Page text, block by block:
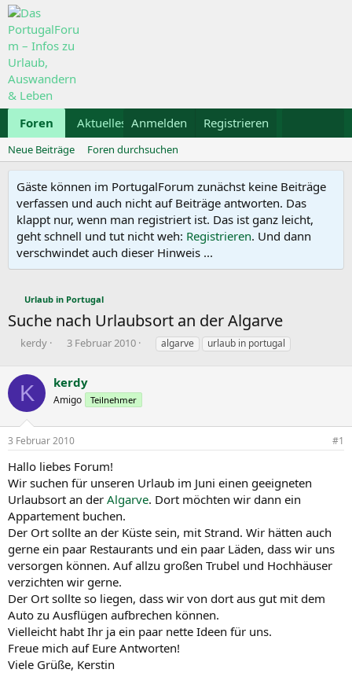
Foren Aktuelles Galerie Kalender
Anmelden Registrieren
Neue Beiträge Foren durchsuchen
Gäste können im PortugalForum zunächst keine Beiträge
verfassen und auch nicht auf Beiträge antworten. Das
klappt nur, wenn man registriert ist. Das ist ganz leicht,
geht schnell und tut nicht weh: Registrieren. Und dann
verschwindet auch dieser Hinweis ...
Urlaub in Portugal
Suche nach Urlaubsort an der Algarve
E
t
e
l
l
e
r
kerdy
E
t
e
l
t
a
m
3 Februar 2010
S
w
r
e
algarve urlaub in portugal
K kerdy
Amigo Teilnehmer
3 Februar 2010 #1
Hallo liebes Forum!
Wir suchen für unseren Urlaub im Juni einen geeigneten
Urlaubsort an der Algarve. Dort möchten wir dann ein
Appartement buchen.
Der Ort sollte an der Küste sein, mit Strand. Wir hätten auch
gerne ein paar Restaurants und ein paar Läden, dass wir uns
versorgen können. Auf allzu großen Trubel und Hochhäuser
verzichten wir gerne.
Der Ort sollte so liegen, dass wir von dort aus gut mit dem
Auto zu Ausflügen aufbrechen können.
Vielleicht habt Ihr ja ein paar nette Ideen für uns.
Freue mich auf Eure Antworten!
Viele Grüße, Kerstin